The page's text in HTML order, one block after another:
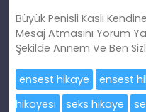
Büyük Penisli Kaslı
Mesaj Atmasını Yorum
Şekilde Annem Ve Ben
ensest hikaye ensest
hikayesi
seks hikaye